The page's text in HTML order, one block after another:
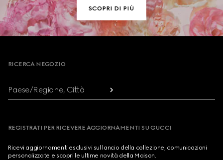
SCOPRI DI PIÙ
RICERCA NEGOZIO
Paese/Regione, Città
REGISTRATI PER RICEVERE AGGIORNAMENTI SU GUCCI
Ricevi aggiornamenti esclusivi sul lancio della collezione, comunicazioni
personalizzate e scopri le ultime novità della Maison.